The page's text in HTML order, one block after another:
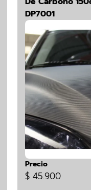
DP7001
Precio
$ 45.900